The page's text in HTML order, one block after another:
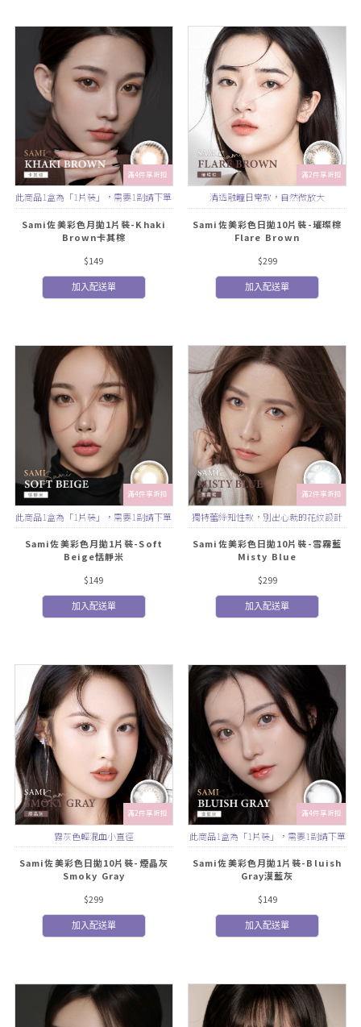
滿4件享折扣
此商品1盒為「1片裝」，需要1副請下單
2盒
Sami佐美彩色月拋1片裝-Khaki
Brown卡其棕
$149
加入配送單
滿2件享折扣
清透融瞳日常款，自然微放大
Sami佐美彩色日拋10片裝-璀璨棕
Flare Brown
$299
加入配送單
滿4件享折扣
此商品1盒為「1片裝」，需要1副請下單
2盒
Sami佐美彩色月拋1片裝-Soft
Beige恬靜米
$149
加入配送單
滿2件享折扣
獨特蕾絲知性款，別出心裁的花紋設計
Sami佐美彩色日拋10片裝-雪霧藍
Misty Blue
$299
加入配送單
滿2件享折扣
霧灰色輕混血小直徑
Sami佐美彩色日拋10片裝-煙晶灰
Smoky Gray
$299
加入配送單
滿4件享折扣
此商品1盒為「1片裝」，需要1副請下單
2盒
Sami佐美彩色月拋1片裝-Bluish
Gray漠藍灰
$149
加入配送單